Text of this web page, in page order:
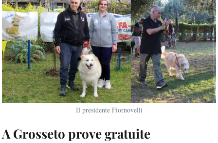
Il presidente Fiornovelli
A Grosseto prove gratuite